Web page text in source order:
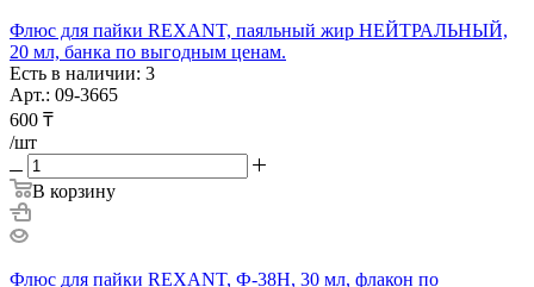
Флюс для пайки REXANT, паяльный жир НЕЙТРАЛЬНЫЙ,
20 мл, банка по выгодным ценам.
Есть в наличии: 3
Арт.: 09-3665
600 ₸
/шт
В корзину
Флюс для пайки REXANT, Ф-38Н, 30 мл, флакон по